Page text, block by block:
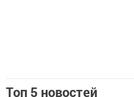
Топ 5 новостей